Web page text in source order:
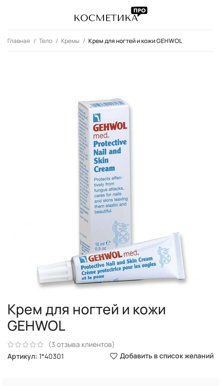
Главная Тело Кремы Крем для ногтей и кожи GEHWOL
Крем для ногтей и кожи
GEHWOL
(3 отзыва клиентов)
Артикул: 1*40301 Добавить в список желаний